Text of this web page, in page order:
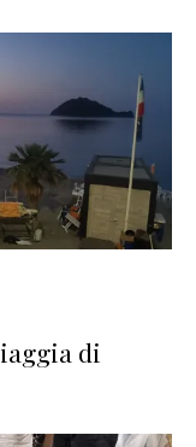
di